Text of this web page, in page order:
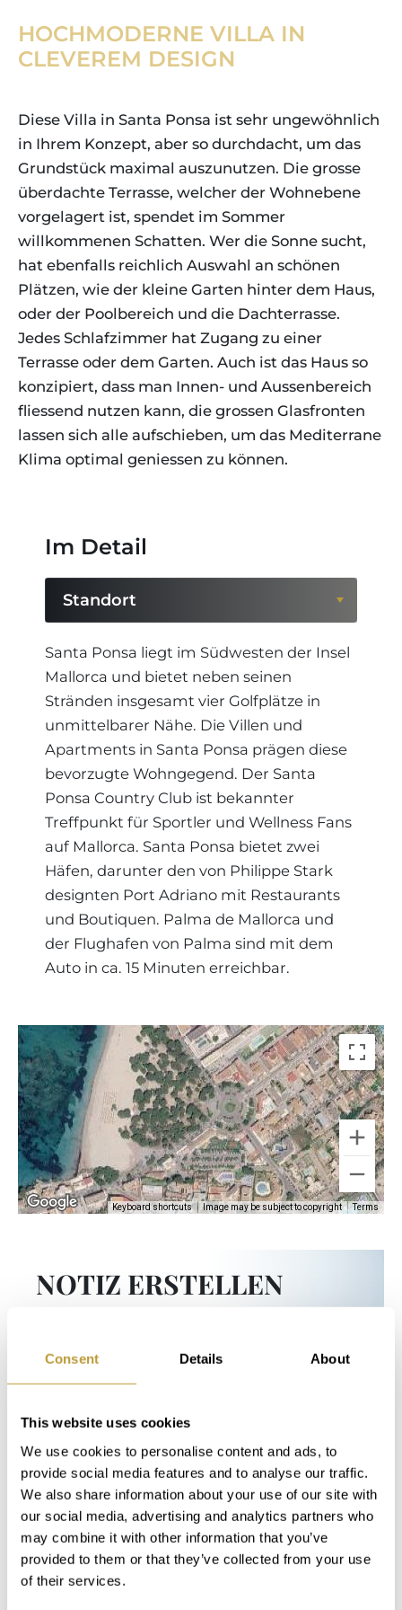
Consent Details About
This website uses cookies
We use cookies to personalise content and ads, to
provide social media features and to analyse our traffic.
We also share information about your use of our site with
our social media, advertising and analytics partners who
may combine it with other information that you’ve
provided to them or that they’ve collected from your use
of their services.
HOCHMODERNE VILLA IN
CLEVEREM DESIGN
Diese Villa in Santa Ponsa ist sehr ungewöhnlich
in Ihrem Konzept, aber so durchdacht, um das
Grundstück maximal auszunutzen. Die grosse
überdachte Terrasse, welcher der Wohnebene
vorgelagert ist, spendet im Sommer
willkommenen Schatten. Wer die Sonne sucht,
hat ebenfalls reichlich Auswahl an schönen
Plätzen, wie der kleine Garten hinter dem Haus,
oder der Poolbereich und die Dachterrasse.
Jedes Schlafzimmer hat Zugang zu einer
Terrasse oder dem Garten. Auch ist das Haus so
konzipiert, dass man Innen- und Aussenbereich
fliessend nutzen kann, die grossen Glasfronten
lassen sich alle aufschieben, um das Mediterrane
Klima optimal geniessen zu können.
Im Detail
Standort
Standort
Region
Santa Ponsa liegt im Südwesten der Insel
Mallorca und bietet neben seinen
Stränden insgesamt vier Golfplätze in
unmittelbarer Nähe. Die Villen und
Apartments in Santa Ponsa prägen diese
bevorzugte Wohngegend. Der Santa
Ponsa Country Club ist bekannter
Treffpunkt für Sportler und Wellness Fans
auf Mallorca. Santa Ponsa bietet zwei
Häfen, darunter den von Philippe Stark
designten Port Adriano mit Restaurants
und Boutiquen. Palma de Mallorca und
der Flughafen von Palma sind mit dem
Auto in ca. 15 Minuten erreichbar.
Keyboard shortcuts Image may be subject to copyright Terms
NOTIZ ERSTELLEN
Estates" stehen Ihnen nach der kurzen
Registrierung auf unserer Website sofort
Login